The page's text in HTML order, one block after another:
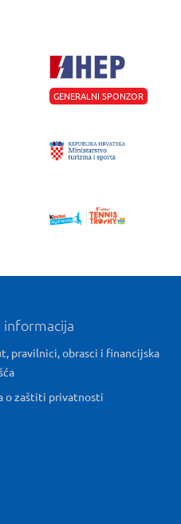
GENERALNI SPONZOR
informacija
pravilnici, obrasci i financijska
o zaštiti privatnosti